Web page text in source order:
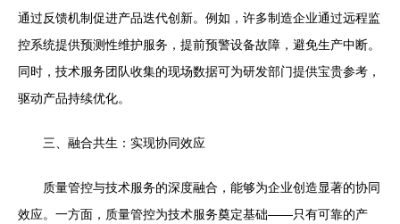
通过反馈机制促进产品迭代创新。例如，许多制造企业通过远程监
控系统提供预测性维护服务，提前预警设备故障，避免生产中断。
同时，技术服务团队收集的现场数据可为研发部门提供宝贵参考，
驱动产品持续优化。
三、融合共生：实现协同效应
质量管控与技术服务的深度融合，能够为企业创造显著的协同
效应。一方面，质量管控为技术服务奠定基础——只有可靠的产